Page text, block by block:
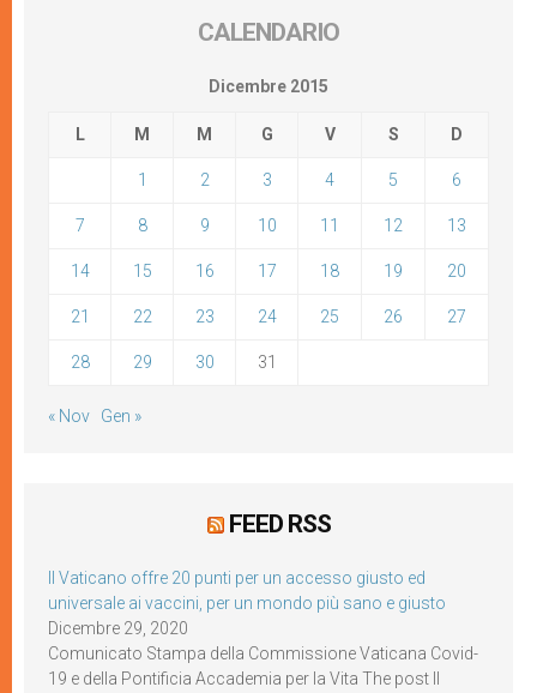
CALENDARIO
Dicembre 2015
L M M G V S D
1 2 3 4 5 6
7 8 9 10 11 12 13
14 15 16 17 18 19 20
21 22 23 24 25 26 27
28 29 30 31
« Nov Gen »
FEED RSS
Il Vaticano offre 20 punti per un accesso giusto ed
universale ai vaccini, per un mondo più sano e giusto
Dicembre 29, 2020
Comunicato Stampa della Commissione Vaticana Covid-
19 e della Pontificia Accademia per la Vita The post Il